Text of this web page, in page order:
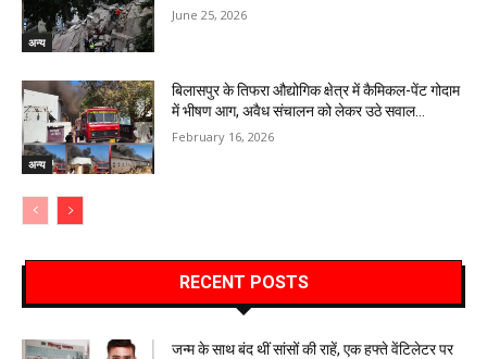
अन्य
June 25, 2026
अन्य
बिलासपुर के तिफरा औद्योगिक क्षेत्र में कैमिकल-पेंट गोदाम
में भीषण आग, अवैध संचालन को लेकर उठे सवाल…
February 16, 2026
RECENT POSTS
जन्म के साथ बंद थीं सांसों की राहें, एक हफ्ते वेंटिलेटर पर